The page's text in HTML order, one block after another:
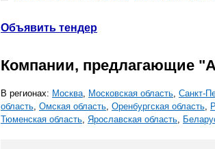
Объявить тендер
Компании, предлагающие
В регионах: Москва, Московская область, Санкт-
область, Омская область, Оренбургская область,
Тюменская область, Ярославская область,